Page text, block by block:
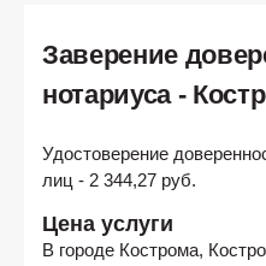
Заверение
нотариуса -
Удостоверение
лиц - 2 344,27 руб.
Цена услуги
В городе Кострома,